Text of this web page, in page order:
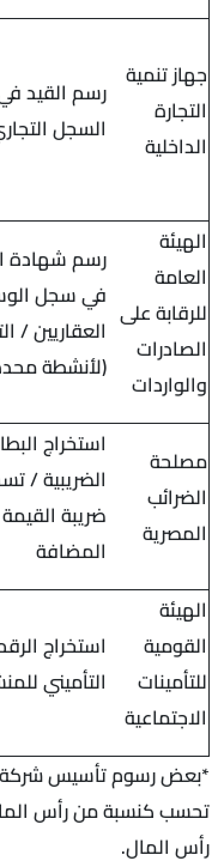
جهاز تنمية
التجارة
الداخلية
رسم القيد
السجل
الهيئة
العامة
للرقابة على
الصادرات
والواردات
رسم شهادة
في سجل
العقاريين /
(لأنشطة
مصلحة
الضرائب
المصرية
استخراج
الضريبية /
ضريبة القيمة
المضافة
الهيئة
القومية
للتأمينات
الاجتماعية
استخراج
التأميني
*بعض رسوم تأسيس شركة
تحسب كنسبة من رأس
رأس المال.